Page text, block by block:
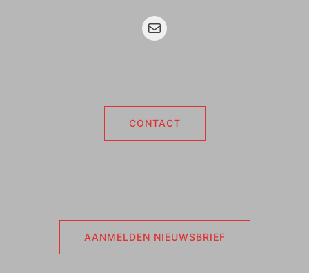
Mail
CONTACT
AANMELDEN NIEUWSBRIEF